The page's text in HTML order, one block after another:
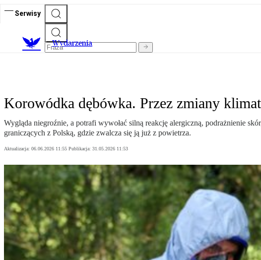
Serwisy
Wydarzenia
Korowódka dębówka. Przez zmiany
Wygląda niegroźnie, a potrafi wywołać silną reakcję alergiczną, podrażnienie
graniczących z Polską, gdzie zwalcza się ją już z powietrza.
Aktualizacja: 06.06.2026 11:55 Publikacja: 31.05.2026 11:53